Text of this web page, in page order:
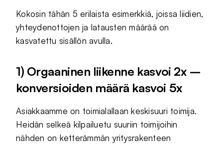
Kokosin tähän 5 erilaista esimerkkiä, joissa liidien,
yhteydenottojen ja latausten määrää on
kasvatettu sisällön avulla.
1) Orgaaninen liikenne kasvoi 2x –
konversioiden määrä kasvoi 5x
Asiakkaamme on toimialallaan keskisuuri toimija.
Heidän selkeä kilpailuetu suuriin toimijoihin
nähden on ketterämmän yritysrakenteen